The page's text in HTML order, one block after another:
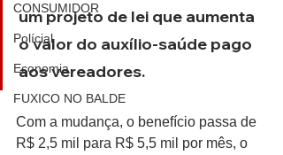
CONSUMIDOR
Polícial
Economia
FUXICO NO BALDE
um projeto de lei que aumenta
o valor do auxílio-saúde pago
aos vereadores.
Com a mudança, o benefício passa de
R$ 2,5 mil para R$ 5,5 mil por mês, o